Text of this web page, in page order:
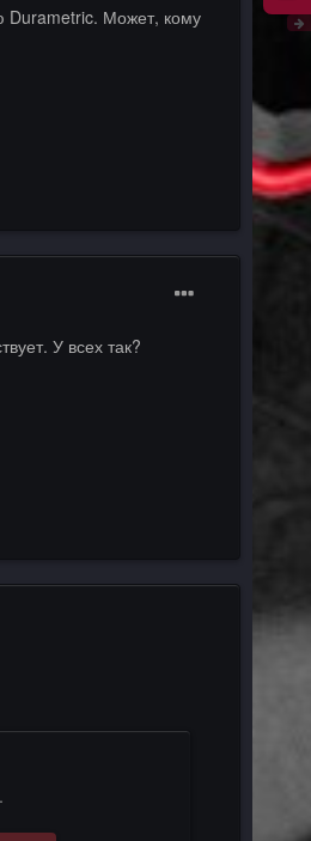
Durametric. Может, кому
У всех так?